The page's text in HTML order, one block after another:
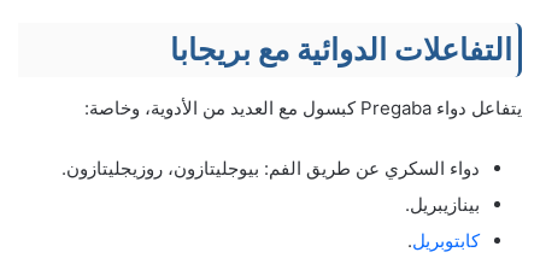
التفاعلات الدوائية مع بريجابا
يتفاعل دواء Pregaba كبسول مع العديد من الأدوية، وخاصة:
دواء السكري عن طريق الفم: بيوجليتازون، روزيجليتازون.
بينازيبريل.
كابتوبريل.